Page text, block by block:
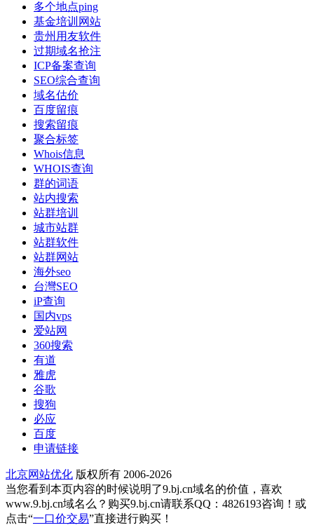
多个地点ping
基金培训网站
贵州用友软件
过期域名抢注
ICP备案查询
SEO综合查询
域名估价
百度留痕
搜索留痕
聚合标签
Whois信息
WHOIS查询
群的词语
站内搜索
站群培训
城市站群
站群软件
站群网站
海外seo
台灣SEO
iP查询
国内vps
爱站网
360搜索
有道
雅虎
谷歌
搜狗
必应
百度
申请链接
北京网站优化 版权所有 2006-2026
当您看到本页内容的时候说明了9.bj.cn域名的价值，喜欢
www.9.bj.cn域名么？购买9.bj.cn请联系QQ：4826193咨询！或
点击“一口价交易”直接进行购买！